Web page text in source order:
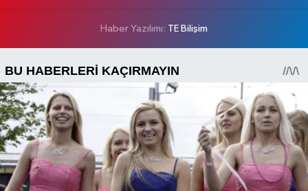
Haber Yazılımı: TE Bilişim